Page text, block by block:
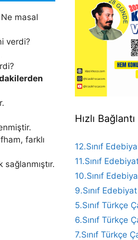
masal
verdi?
farklı
Hızlı Bağlantı
12.Sınıf
11.Sınıf
10.Sınıf
9.Sınıf
5.Sınıf Türkçe
6.Sınıf Türkçe
7.Sınıf Türkçe